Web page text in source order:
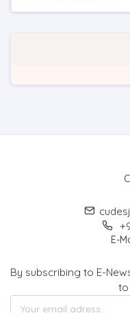
E-
By subscribing to E-
to